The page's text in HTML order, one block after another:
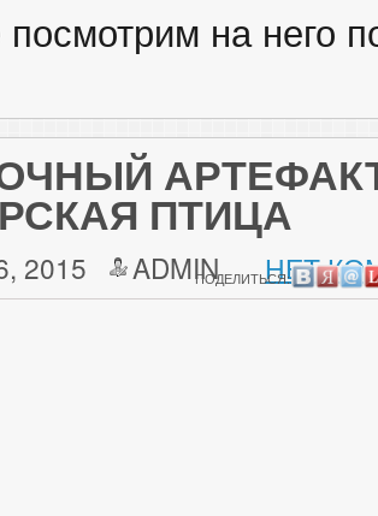
посмотрим на него
ПТИЦА
2015 ADMIN НЕТ
ПОДЕЛИТЬСЯ: